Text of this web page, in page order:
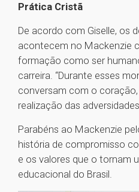
Prática Cristã
De acordo com Giselle, os
acontecem no Mackenzie
formação como ser
carreira. “Durante esses
conversam com o
realização das
Parabéns ao Mackenzie
história de compromisso
e os valores que o tornam
educacional do Brasil.